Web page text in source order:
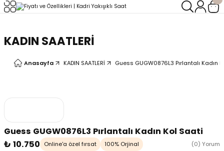
KADIN SAATLERİ
Anasayfa KADIN SAATLERİ Guess GUGW0876L3 Pırlantalı Kadın
Guess GUGW0876L3 Pırlantalı Kadın Kol Saati
₺ 10.750
Online'a özel fırsat 100% Orjinal
(0) Yorum
Geri Dön
Geri Dön